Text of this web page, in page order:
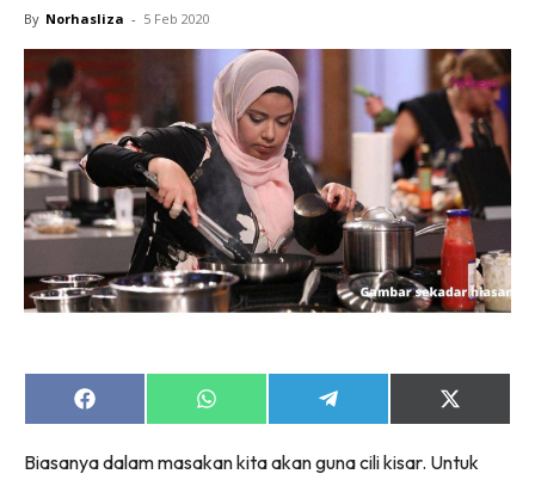
By Norhasliza - 5 Feb 2020
Share
on
Share
on
Share
on
Share
on
(Twitter)
Biasanya dalam masakan kita akan guna cili kisar. Untuk